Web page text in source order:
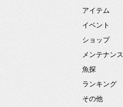
アイテム
イベント
ショップ
メンテナンス
魚探
ランキング
その他